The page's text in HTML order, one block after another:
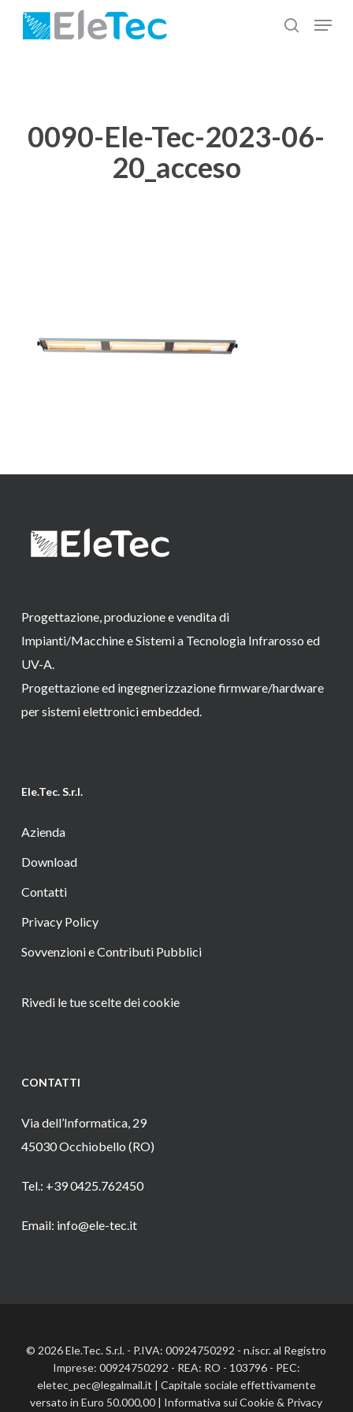
Salta
cerca
Menu
0090-Ele-Tec-2023-06-
20_acceso
Progettazione, produzione e vendita di
Impianti/Macchine e Sistemi a Tecnologia Infrarosso ed
UV-A.
Progettazione ed ingegnerizzazione firmware/hardware
per sistemi elettronici embedded.
Ele.Tec. S.r.l.
Azienda
Download
Contatti
Privacy Policy
Sovvenzioni e Contributi Pubblici
Rivedi le tue scelte dei cookie
CONTATTI
Via dell’Informatica, 29
45030 Occhiobello (RO)
Tel.: +39 0425.762450
Email: info@ele-tec.it
© 2026 Ele.Tec. S.r.l. - P.IVA: 00924750292 - n.iscr. al Registro
Imprese: 00924750292 - REA: RO - 103796 - PEC:
eletec_pec@legalmail.it | Capitale sociale effettivamente
versato in Euro 50.000,00 | Informativa sui Cookie& Privacy